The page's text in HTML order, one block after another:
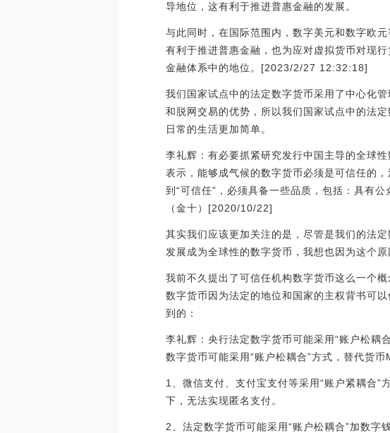
导地位，这有利于推进普惠金融的发展。
与此同时，在国际范围内，数字美元和数字欧
有利于推进普惠金融，也为应对虚拟货币对现
金融体系中的地位。[2023/2/27 12:32:18]
我们国家试点中的法定数字货币采用了中心化
和脱网交易的优势，所以我们国家试点中的法
日常的生活更加简单。
李礼辉：有必要抓紧研究发行中国主导的全球
表示，能够成气候的数字货币必须是可信任的
到“可信任”，必须具备一些品质，包括：具有
（金十）[2020/10/22]
其实我们应该更加关注的是，尽管是我们的法
发展成为全球性的数字货币，我想也因为这个
我前不久提出了可信任机构数字货币这么一个
数字货币因为法定的地位和国家的主权背书可
到的：
李礼辉：央行法定数字货币可能采用“账户松耦
数字货币可能采用“账户松耦合”方式，替代货币
1、微信支付、支付宝支付等采用“账户紧耦合
下，无法实现匿名支付。
2、法定数字货币可能采用“账户松耦合”加数